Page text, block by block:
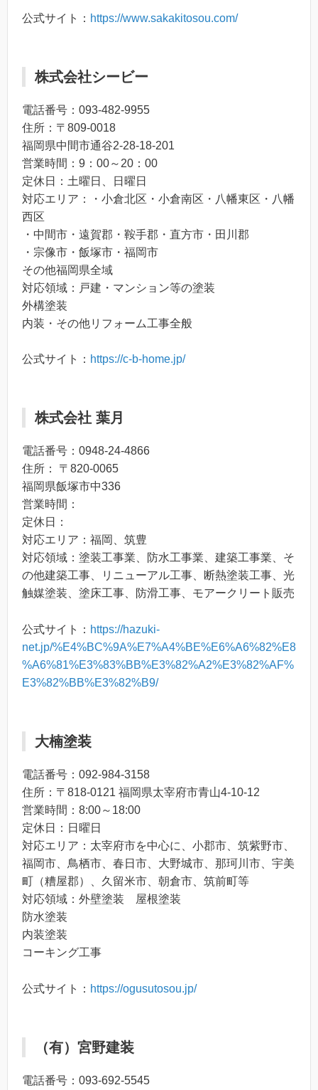
公式サイト： https://www.sakakitosou.com/
株式会社シービー
電話番号：093-482-9955
住所：〒809-0018
福岡県中間市通谷2-28-18-201
営業時間：9：00～20：00
定休日：土曜日、日曜日
対応エリア：・小倉北区・小倉南区・八幡東区・八幡
西区
・中間市・遠賀郡・鞍手郡・直方市・田川郡
・宗像市・飯塚市・福岡市
その他福岡県全域
対応領域：戸建・マンション等の塗装
外構塗装
内装・その他リフォーム工事全般
公式サイト： https://c-b-home.jp/
株式会社 葉月
電話番号：0948-24-4866
住所： 〒820-0065
福岡県飯塚市中336
営業時間：
定休日：
対応エリア：福岡、筑豊
対応領域：塗装工事業、防水工事業、建築工事業、そ
の他建築工事、リニューアル工事、断熱塗装工事、光
触媒塗装、塗床工事、防滑工事、モアークリート販売
公式サイト： https://hazuki-
net.jp/%E4%BC%9A%E7%A4%BE%E6%A6%82%E8
%A6%81%E3%83%BB%E3%82%A2%E3%82%AF%
E3%82%BB%E3%82%B9/
大楠塗装
電話番号：092-984-3158
住所：〒818-0121 福岡県太宰府市青山4-10-12
営業時間：8:00～18:00
定休日：日曜日
対応エリア：太宰府市を中心に、小郡市、筑紫野市、
福岡市、鳥栖市、春日市、大野城市、那珂川市、宇美
町（糟屋郡）、久留米市、朝倉市、筑前町等
対応領域：外壁塗装 屋根塗装
防水塗装
内装塗装
コーキング工事
公式サイト： https://ogusutosou.jp/
（有）宮野建装
電話番号：093-692-5545